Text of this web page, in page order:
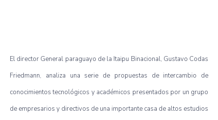
El director General paraguayo de la Itaipu Binacional, Gustavo Codas
Friedmann, analiza una serie de propuestas de intercambio de
conocimientos tecnológicos y académicos presentados por un grupo
de empresarios y directivos de una importante casa de altos estudios